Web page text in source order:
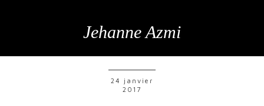
Jehanne Azmi
24 janvier
2017